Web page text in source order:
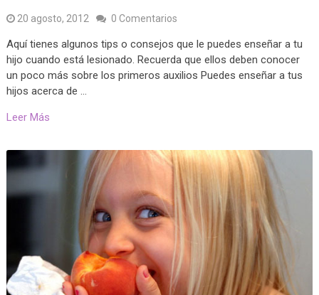
20 agosto, 2012 0 Comentarios
Aquí tienes algunos tips o consejos que le puedes enseñar a tu
hijo cuando está lesionado. Recuerda que ellos deben conocer
un poco más sobre los primeros auxilios Puedes enseñar a tus
hijos acerca de …
Leer Más